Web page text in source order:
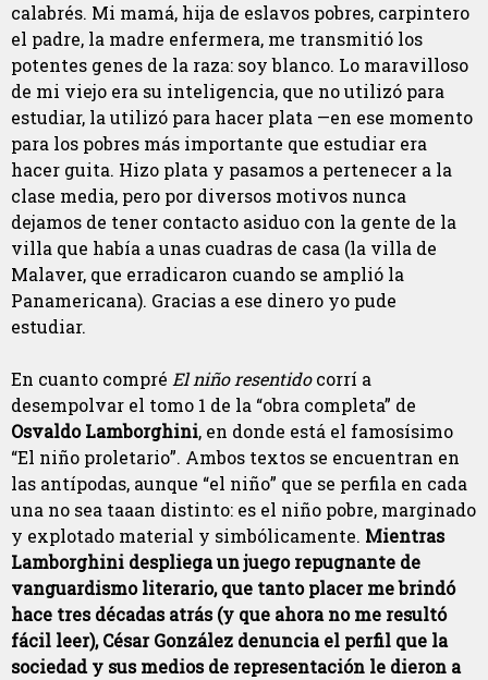
calabrés. Mi mamá, hija de eslavos pobres, carpintero
el padre, la madre enfermera, me transmitió los
potentes genes de la raza: soy blanco. Lo maravilloso
de mi viejo era su inteligencia, que no utilizó para
estudiar, la utilizó para hacer plata —en ese momento
para los pobres más importante que estudiar era
hacer guita. Hizo plata y pasamos a pertenecer a la
clase media, pero por diversos motivos nunca
dejamos de tener contacto asiduo con la gente de la
villa que había a unas cuadras de casa (la villa de
Malaver, que erradicaron cuando se amplió la
Panamericana). Gracias a ese dinero yo pude
estudiar.
En cuanto compré El niño resentidocorrí a
desempolvar el tomo 1 de la “obra completa” de
Osvaldo Lamborghini, en donde está el famosísimo
“El niño proletario”. Ambos textos se encuentran en
las antípodas, aunque “el niño” que se perfila en cada
una no sea taaan distinto: es el niño pobre, marginado
y explotado material y simbólicamente. Mientras
Lamborghini despliega un juego repugnante de
vanguardismo literario, que tanto placer me brindó
hace tres décadas atrás (y que ahora no me resultó
fácil leer), César González denuncia el perfil que la
sociedad y sus medios de representación le dieron a